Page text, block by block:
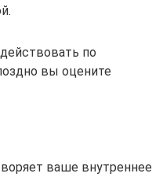
по
вы оцените
ваше внутреннее